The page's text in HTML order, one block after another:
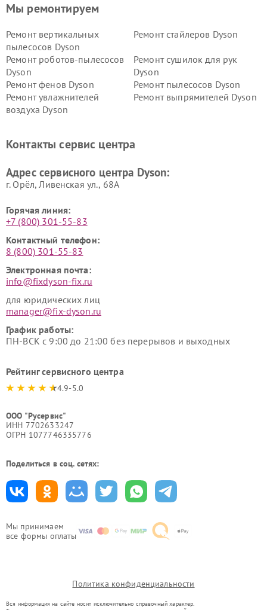
Мы принимаем
все формы оплаты
Мы ремонтируем
Ремонт вертикальных
пылесосов Dyson
Ремонт стайлеров Dyson
Ремонт роботов-пылесосов
Dyson
Ремонт сушилок для рук
Dyson
Ремонт фенов Dyson
Ремонт пылесосов Dyson
Ремонт увлажнителей
воздуха Dyson
Ремонт выпрямителей Dyson
Контакты сервис центра
Адрес сервисного центра Dyson:
г. Орёл, Ливенская ул., 68А
Горячая линия:
+7 (800) 301-55-83
Контактный телефон:
8 (800) 301-55-83
Электронная почта:
info@fixdyson-fix.ru
для юридических лиц
manager@fix-dyson.ru
График работы:
ПН-ВСК с 9:00 до 21:00 без перерывов и выходных
Рейтинг сервисного центра
4.9-5.0
ООО "Русервис"
ИНН 7702633247
ОГРН 1077746335776
Поделиться в соц. сетях:
Политика конфиденциальности
Вся информация на сайте носит исключительно справочный характер.